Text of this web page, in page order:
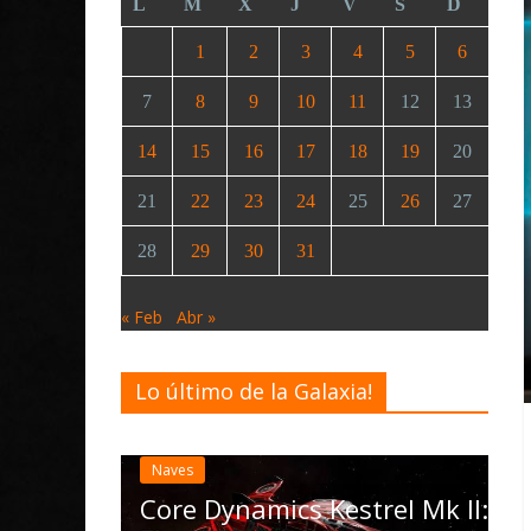
L M X J V S D
1 2 3 4 5 6
7 8 9 10 11 12 13
14 15 16 17 18 19 20
21 22 23 24 25 26 27
28 29 30 31
« Feb Abr »
Lo último de la Galaxia!
Core Dynamics Kestrel Mk II:
Desarrollo
Elite
las